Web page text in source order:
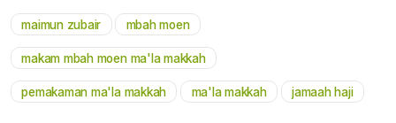
maimun zubair mbah moen
makam mbah moen ma'la makkah
pemakaman ma'la makkah ma'la makkah jamaah haji